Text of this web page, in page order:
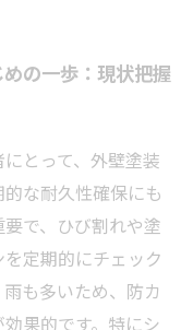
方法
繕の全工程：
に知っておきた
外壁塗装と修繕
の一歩：現状把握
とって、外壁塗装
な耐久性確保にも
で、ひび割れや塗
定期的にチェック
も多いため、防カ
果的です。特にシ